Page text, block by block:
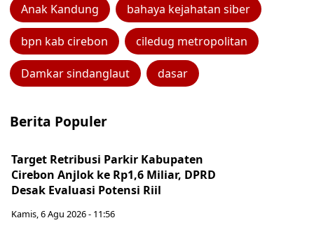
Anak Kandung bahaya kejahatan siber
bpn kab cirebon ciledug metropolitan
Damkar sindanglaut dasar
Berita Populer
Target Retribusi Parkir Kabupaten
Cirebon Anjlok ke Rp1,6 Miliar, DPRD
Desak Evaluasi Potensi Riil
Kamis, 6 Agu 2026 - 11:56